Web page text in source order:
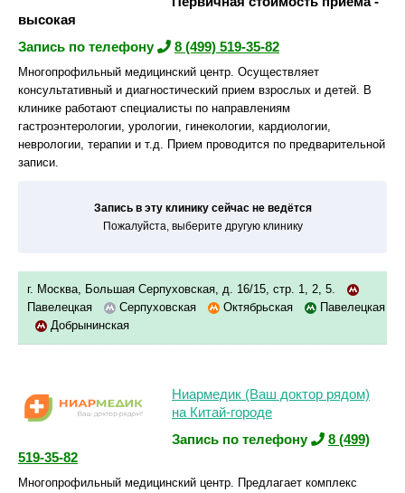
высокая
Запись по телефону
8 (499) 519-35-82
Многопрофильный медицинский центр. Осуществляет
консультативный и диагностический прием взрослых и детей. В
клинике работают специалисты по направлениям
гастроэнтерологии, урологии, гинекологии, кардиологии,
неврологии, терапии и т.д. Прием проводится по предварительной
записи.
Запись в эту клинику сейчас не ведётся
Пожалуйста, выберите другую клинику
г. Москва, Большая Серпуховская, д. 16/15, стр. 1, 2, 5.
Павелецкая
Серпуховская Октябрьская
Павелецкая
Добрынинская
Ниармедик (Ваш доктор рядом)
на Китай-городе
Запись по телефону
8 (499)
519-35-82
Многопрофильный медицинский центр. Предлагает комплекс